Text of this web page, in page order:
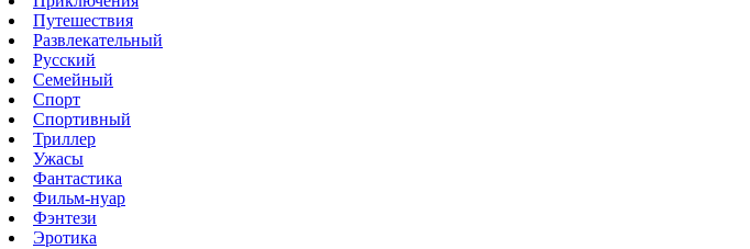
Путешествия
Развлекательный
Русский
Семейный
Спорт
Спортивный
Триллер
Ужасы
Фантастика
Фильм-нуар
Фэнтези
Эротика